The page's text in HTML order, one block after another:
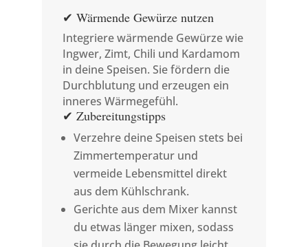
✔ Wärmende Gewürze nutzen
Integriere wärmende Gewürze wie
Ingwer, Zimt, Chili und Kardamom
in deine Speisen. Sie fördern die
Durchblutung und erzeugen ein
inneres Wärmegefühl.
✔ Zubereitungstipps
Verzehre deine Speisen stets bei
Zimmertemperatur und
vermeide Lebensmittel direkt
aus dem Kühlschrank.
Gerichte aus dem Mixer kannst
du etwas länger mixen, sodass